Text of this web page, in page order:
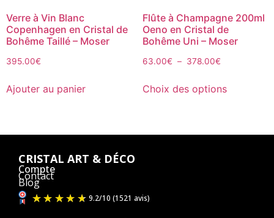
Verre à Vin Blanc
Copenhagen en Cristal de
Bohême Taillé – Moser
395.00€
Ajouter au panier
Flûte à Champagne 200ml
Oeno en Cristal de
Bohême Uni – Moser
63.00€ – 378.00€
Choix des options
CRISTAL ART & DÉCO
Compte
Contact
Blog